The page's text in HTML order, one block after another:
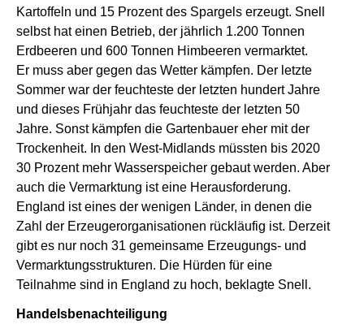
Kartoffeln und 15 Prozent des Spargels erzeugt. Snell
selbst hat einen Betrieb, der jährlich 1.200 Tonnen
Erdbeeren und 600 Tonnen Himbeeren vermarktet.
Er muss aber gegen das Wetter kämpfen. Der letzte
Sommer war der feuchteste der letzten hundert Jahre
und dieses Frühjahr das feuchteste der letzten 50
Jahre. Sonst kämpfen die Gartenbauer eher mit der
Trockenheit. In den West-Midlands müssten bis 2020
30 Prozent mehr Wasserspeicher gebaut werden. Aber
auch die Vermarktung ist eine Herausforderung.
England ist eines der wenigen Länder, in denen die
Zahl der Erzeugerorganisationen rückläufig ist. Derzeit
gibt es nur noch 31 gemeinsame Erzeugungs- und
Vermarktungsstrukturen. Die Hürden für eine
Teilnahme sind in England zu hoch, beklagte Snell.
Handelsbenachteiligung